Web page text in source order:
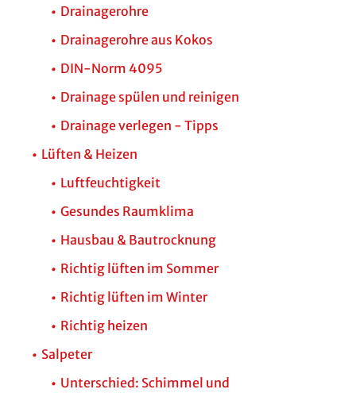
Drainagerohre
Drainagerohre aus Kokos
DIN-Norm 4095
Drainage spülen und reinigen
Drainage verlegen - Tipps
Lüften & Heizen
Luftfeuchtigkeit
Gesundes Raumklima
Hausbau & Bautrocknung
Richtig lüften im Sommer
Richtig lüften im Winter
Richtig heizen
Salpeter
Unterschied: Schimmel und